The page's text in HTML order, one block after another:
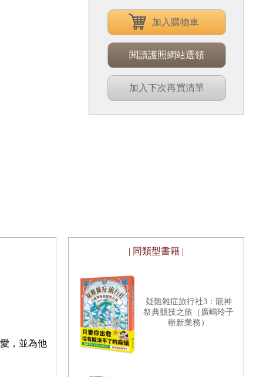
加入購物車
閱讀護照網站選領
加入下次再買清單
，並為他
| 同類型書籍 |
疑難雜症旅行社3：龍神
祭典競技之旅（廣嶋玲子
嶄新業務）